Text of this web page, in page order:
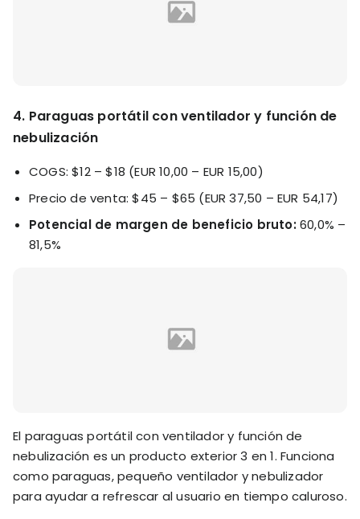
4. Paraguas portátil con ventilador y función de
nebulización
COGS: $12 – $18 (EUR 10,00 – EUR 15,00)
Precio de venta: $45 – $65 (EUR 37,50 – EUR 54,17)
Potencial de margen de beneficio bruto:60,0% –
81,5%
El paraguas portátil con ventilador y función de
nebulización es un producto exterior 3 en 1. Funciona
como paraguas, pequeño ventilador y nebulizador
para ayudar a refrescar al usuario en tiempo caluroso.